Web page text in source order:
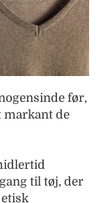
før,
markant de
til tøj, der